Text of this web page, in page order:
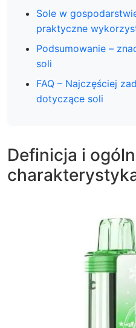
Sole w
praktyczne
Podsumowanie –
soli
FAQ – Najczęściej
dotyczące soli
Definicja i